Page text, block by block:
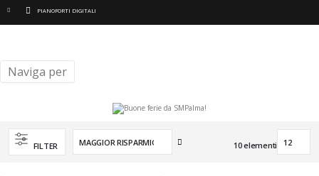
PIANOFORTI DIGITALI
FILTER
Imposta
10elementi
Naviga per